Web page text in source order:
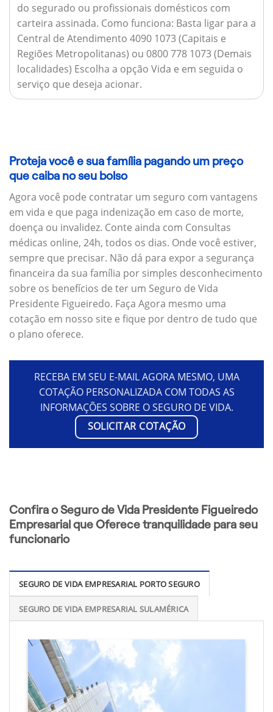
do segurado ou profissionais domésticos com
carteira assinada. Como funciona: Basta ligar para a
Central de Atendimento 4090 1073 (Capitais e
Regiões Metropolitanas) ou 0800 778 1073 (Demais
localidades) Escolha a opção Vida e em seguida o
serviço que deseja acionar.
Proteja você e sua família pagando um preço
que caiba no seu bolso
Agora você pode contratar um seguro com vantagens
em vida e que paga indenização em caso de morte,
doença ou invalidez. Conte ainda com Consultas
médicas online, 24h, todos os dias. Onde você estiver,
sempre que precisar. Não dá para expor a segurança
financeira da sua família por simples desconhecimento
sobre os benefícios de ter um Seguro de Vida
Presidente Figueiredo. Faça Agora mesmo uma
cotação em nosso site e fique por dentro de tudo que
o plano oferece.
RECEBA EM SEU E-MAIL AGORA MESMO, UMA
COTAÇÃO PERSONALIZADA COM TODAS AS
INFORMAÇÕES SOBRE O SEGURO DE VIDA.
SOLICITAR COTAÇÃO
Confira o Seguro de Vida Presidente Figueiredo
Empresarial que Oferece tranquilidade para seu
funcionario
SEGURO DE VIDA EMPRESARIAL PORTO SEGURO
SEGURO DE VIDA EMPRESARIAL SULAMÉRICA